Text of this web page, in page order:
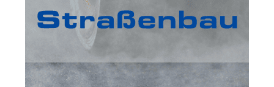
Über uns
Kontakt